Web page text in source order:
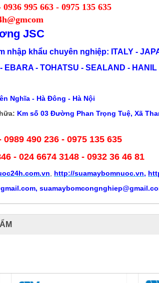
0936 995 663 - 0975 135 635
JSC
nhập khẩu chuyên nghiệp: ITALY -
EBARA - TOHATSU - SEALAND - HANIL
Nghĩa - Hà Đông - Hà Nội
Km số 03 Đường Phan Trọng Tuệ, Xã
0989 490 236 - 0975 135 635
- 024 6674 3148 - 0932 36 46 81
http://suamaybomnuoc.vn,